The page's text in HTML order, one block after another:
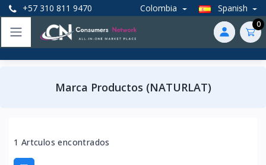
+57 310 811 9470 Colombia Spanish
0
Marca Productos (NATURLAT)
1 Artculos encontrados